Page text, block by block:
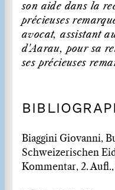
son aide dans la
précieuses
avocat, assistant
d'Aarau, pour sa
ses précieuses
Biaggini Giovanni,
Schweizerischen
Kommentar, 2.